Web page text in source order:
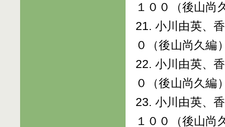
１００（後山尚
21. 小川由英、
０（後山尚久編
22. 小川由英、
０（後山尚久編
23. 小川由英、
１００（後山尚